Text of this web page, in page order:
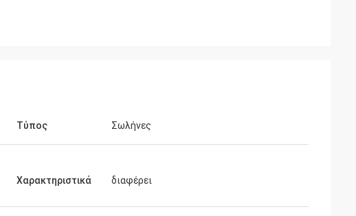
Τύπος Σωλήνες
Χαρακτηριστικά διαφέρει